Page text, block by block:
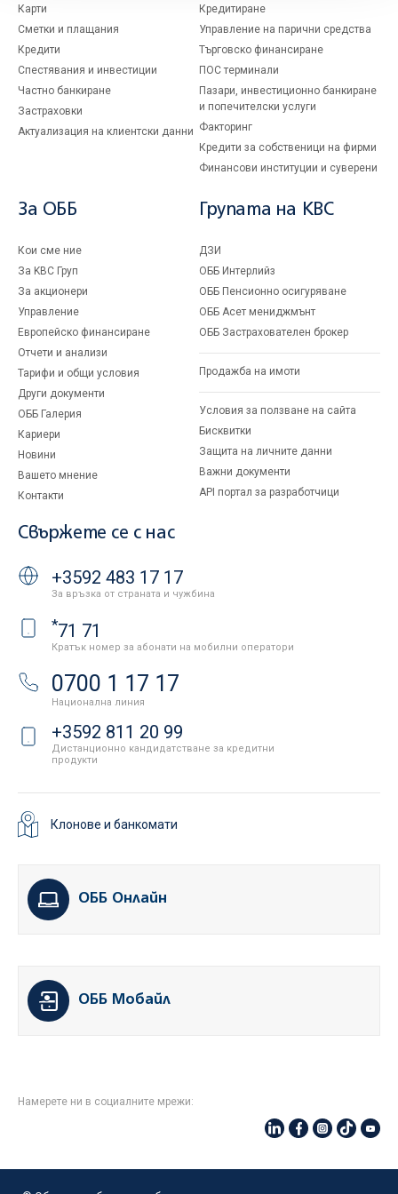
Карти
Сметки и плащания
Кредити
Спестявания и инвестиции
Частно банкиране
Застраховки
Актуализация на клиентски данни
Кредитиране
Управление на парични средства
Търговско финансиране
ПОС терминали
Пазари, инвестиционно банкиране
и попечителски услуги
Факторинг
Кредити за собственици на фирми
Финансови институции и суверени
За ОББ
Кои сме ние
За KBC Груп
За акционери
Управление
Европейско финансиране
Отчети и анализи
Тарифи и общи условия
Други документи
ОББ Галерия
Кариери
Новини
Вашето мнение
Контакти
Групата на KBC
ДЗИ
ОББ Интерлийз
ОББ Пенсионно осигуряване
ОББ Асет мениджмънт
ОББ Застрахователен брокер
Продажба на имоти
Условия за ползване на сайта
Бисквитки
Защита на личните данни
Важни документи
API портал за разработчици
Свържете се с нас
+3592 483 17 17
За връзка от страната и чужбина
*71 71
Кратък номер за абонати на мобилни оператори
0700 1 17 17
Национална линия
+3592 811 20 99
Дистанционно кандидатстване за кредитни
продукти
Клонове и банкомати
ОББ Онлайн
ОББ Мобайл
Намерете ни в социалните мрежи: